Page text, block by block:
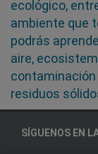
ecológico,
ambiente que
podrás
aire,
residuos
SÍGUENOS EN